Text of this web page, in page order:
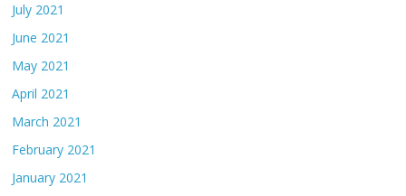
July 2021
June 2021
May 2021
April 2021
March 2021
February 2021
January 2021